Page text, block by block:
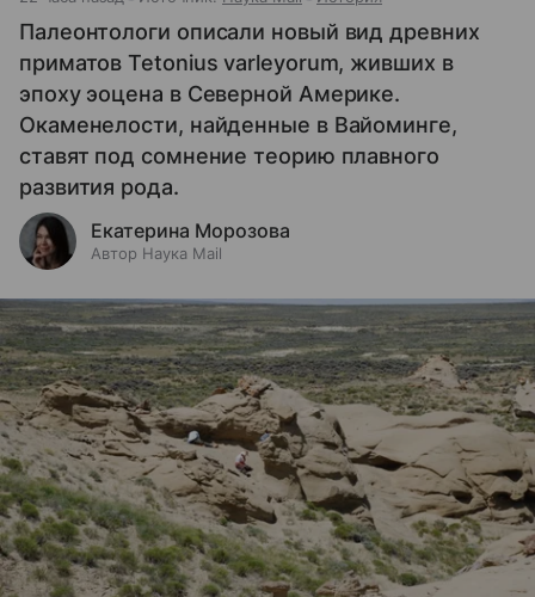
Палеонтологи описали новый вид древних
приматов Tetonius varleyorum, живших в
эпоху эоцена в Северной Америке.
Окаменелости, найденные в Вайоминге,
ставят под сомнение теорию плавного
развития рода.
Екатерина Морозова
Автор Наука Mail